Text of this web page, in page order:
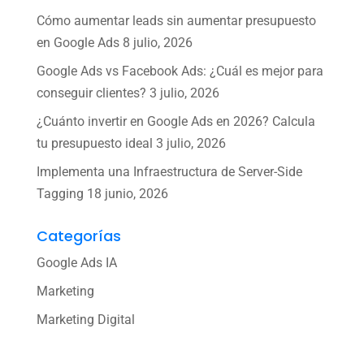
Cómo aumentar leads sin aumentar presupuesto
en Google Ads 8 julio, 2026
Google Ads vs Facebook Ads: ¿Cuál es mejor para
conseguir clientes? 3 julio, 2026
¿Cuánto invertir en Google Ads en 2026? Calcula
tu presupuesto ideal 3 julio, 2026
Implementa una Infraestructura de Server-Side
Tagging 18 junio, 2026
Categorías
Google Ads IA
Marketing
Marketing Digital